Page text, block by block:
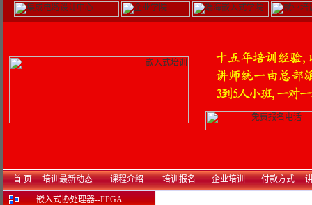
首 页 培训最新动态 课程介绍 培训报名 企业培训 付款方式
嵌入式协处理器--FPGA